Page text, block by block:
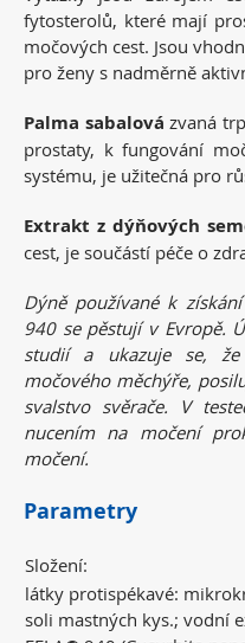
fytosterolů, které mají
močových cest. Jsou
pro ženy s nadměrně
Palma sabalová zvaná
prostaty, k fungování
systému, je užitečná pro
Extrakt z dýňových
cest, je součástí péče o
Dýně používané k
940 se pěstují v Evropě.
studií a ukazuje se,
močového měchýře,
svalstvo svěrače. V
nucením na močení
močení.
Parametry
Složení:
látky protispékavé:
soli mastných kys.; vodní